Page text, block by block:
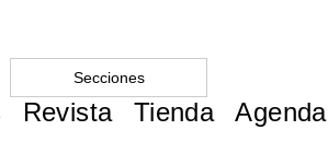
Secciones
Revista Tienda Agenda